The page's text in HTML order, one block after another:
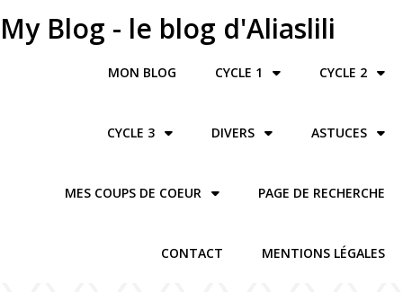
My Blog - le blog d'Aliaslili
MON BLOG CYCLE 1 CYCLE 2
CYCLE 3 DIVERS ASTUCES
MES COUPS DE COEUR PAGE DE RECHERCHE
CONTACT MENTIONS LÉGALES